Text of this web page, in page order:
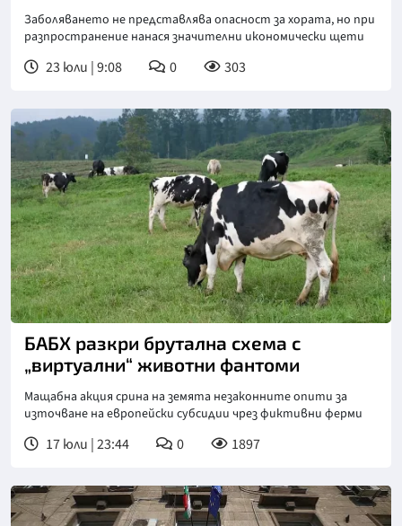
Заболяването не представлява опасност за хората, но при
разпространение нанася значителни икономически щети
23 юли | 9:08 0 303
БАБХ разкри брутална схема с
„виртуални“ животни фантоми
Мащабна акция срина на земята незаконните опити за
източване на европейски субсидии чрез фиктивни ферми
17 юли | 23:44 0 1897